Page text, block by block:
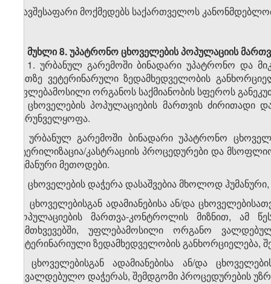
თავშესაფარი მოქმედებს საქართველოს
მუხლი 8. უპატრონო ცხოველების პოპულაციის
1. ურბანულ გარემოში ბინადარი უპატრონო და
მათზე ვეტერინარული ზედამხედველობის
უფლებამოსილი ორგანოს საქმიანობის სფეროს
2. ცხოველების პოპულაციების მართვის ძირითადი
უზრუნველყოფა.
3. ურბანულ გარემოში ბინადარი უპატრონო
სტერილიზაცია/კასტრაციის პროცედურები და
ჰუმანური მეთოდები.
4. ცხოველების დაჭერა დასაშვებია მხოლოდ
5. ცხოველებისგან ადამიანებისა ან/და
პოპულაციების მართვა-კონტროლის მიზნით, ამ
შემთხვევებში, უფლებამოსილი ორგანო
ვეტერინარიული ზედამხედველობის
6. ცხოველებისგან ადამიანებისა ან/და
სავალდებულო დაჭერას, შემდგომი პროცედურების